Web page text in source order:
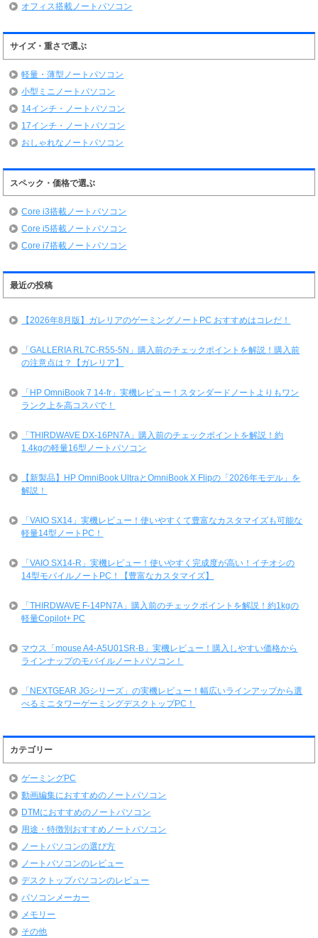
オフィス搭載ノートパソコン
サイズ・重さで選ぶ
軽量・薄型ノートパソコン
小型ミニノートパソコン
14インチ・ノートパソコン
17インチ・ノートパソコン
おしゃれなノートパソコン
スペック・価格で選ぶ
Core i3搭載ノートパソコン
Core i5搭載ノートパソコン
Core i7搭載ノートパソコン
最近の投稿
【2026年8月版】ガレリアのゲーミングノートPC おすすめはコレだ！
「GALLERIA RL7C-R55-5N」購入前のチェックポイントを解説！購入前
の注意点は？【ガレリア】
「HP OmniBook 7 14-fr」実機レビュー！スタンダードノートよりもワン
ランク上を高コスパで！
「THIRDWAVE DX-16PN7A」購入前のチェックポイントを解説！約
1.4kgの軽量16型ノートパソコン
【新製品】HP OmniBook UltraとOmniBook X Flipの「2026年モデル」を
解説！
「VAIO SX14」実機レビュー！使いやすくて豊富なカスタマイズも可能な
軽量14型ノートPC！
「VAIO SX14-R」実機レビュー！使いやすく完成度が高い！イチオシの
14型モバイルノートPC！【豊富なカスタマイズ】
「THIRDWAVE F-14PN7A」購入前のチェックポイントを解説！約1kgの
軽量Copilot+ PC
マウス「mouse A4-A5U01SR-B」実機レビュー！購入しやすい価格から
ラインナップのモバイルノートパソコン！
「NEXTGEAR JGシリーズ」の実機レビュー！幅広いラインアップから選
べるミニタワーゲーミングデスクトップPC！
カテゴリー
ゲーミングPC
動画編集におすすめのノートパソコン
DTMにおすすめのノートパソコン
用途・特徴別おすすめノートパソコン
ノートパソコンの選び方
ノートパソコンのレビュー
デスクトップパソコンのレビュー
パソコンメーカー
メモリー
その他